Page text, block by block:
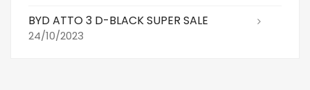
BYD ATTO 3 D-BLACK SUPER SALE
24/10/2023